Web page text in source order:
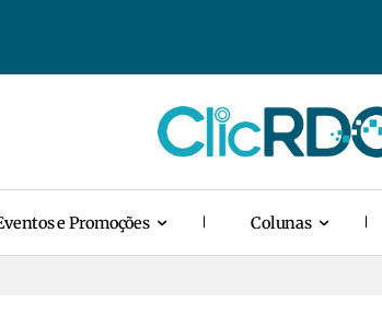
e Promoções Colunas